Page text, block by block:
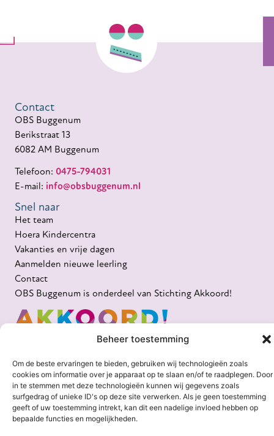
Beheer toestemming
Om de beste ervaringen te bieden, gebruiken wij technologieën zoals
cookies om informatie over je apparaat op te slaan en/of te raadplegen. Door
in te stemmen met deze technologieën kunnen wij gegevens zoals
surfgedrag of unieke ID's op deze site verwerken. Als je geen toestemming
geeft of uw toestemming intrekt, kan dit een nadelige invloed hebben op
bepaalde functies en mogelijkheden.
Contact
OBS Buggenum
Berikstraat 13
6082 AM Buggenum
Telefoon: 0475-794031
E-mail: info@obsbuggenum.nl
Snel naar
Het team
Hoera Kindercentra
Vakanties en vrije dagen
Aanmelden nieuwe leerling
Contact
OBS Buggenum is onderdeel van Stichting Akkoord!
Privacy-verklaring|Cookie-beleid